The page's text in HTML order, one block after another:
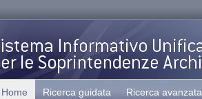
Home Ricerca guidata Ricerca avanzata